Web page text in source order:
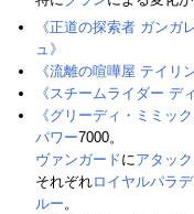
《正道の探索者 ガンガ
ュ》
《流離の喧嘩屋 テイリン
《スチームライダー デ
《グリーディ・ミミック
パワー7000。
ヴァンガードにアタック
それぞれロイヤルパラ
ルー 。